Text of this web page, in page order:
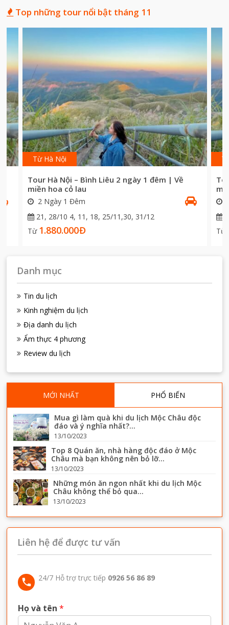
Top những tour nổi bật tháng 11
Từ Hà Nội
Tour Hà Nội – Bình Liêu 2 ngày 1 đêm | Về
miền hoa cỏ lau
2 Ngày 1 Đêm
21, 28/10 4, 11, 18, 25/11,30, 31/12
Từ 1.880.000Đ
2
Từ
Danh mục
Tin du lịch
Kinh nghiệm du lịch
Địa danh du lịch
Ẩm thực 4 phương
Review du lịch
MỚI NHẤT PHỔ BIẾN
Mua gì làm quà khi du lịch Mộc Châu độc
đáo và ý nghĩa nhất?...
13/10/2023
Top 8 Quán ăn, nhà hàng độc đáo ở Mộc
Châu mà bạn không nên bỏ lỡ...
13/10/2023
Những món ăn ngon nhất khi du lịch Mộc
Châu không thể bỏ qua...
13/10/2023
Liên hệ để được tư vấn
24/7 Hỗ trợ trực tiếp 0926 56 86 89
Họ và tên*